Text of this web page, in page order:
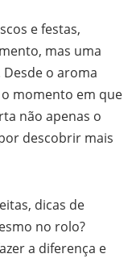
e festas,
mas uma
o aroma
momento em que
não apenas o
descobrir mais
dicas de
no rolo?
a diferença e